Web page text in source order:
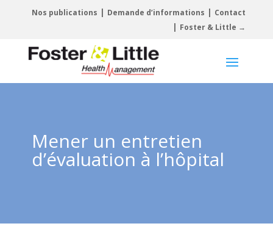
Nos publications | Demande d’informations | Contact
| Foster & Little →
Mener un entretien
d’évaluation à l’hôpital